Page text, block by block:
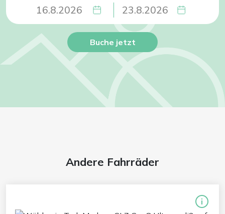
Buche jetzt
Andere Fahrräder